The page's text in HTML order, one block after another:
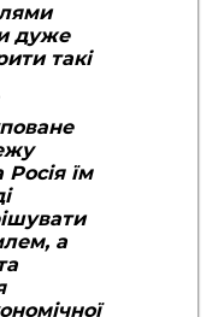
дуже
такі
їм
а